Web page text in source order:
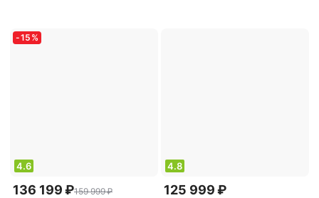
-15 %
4.6
136 199 ₽159 999 ₽
4.8
125 999 ₽